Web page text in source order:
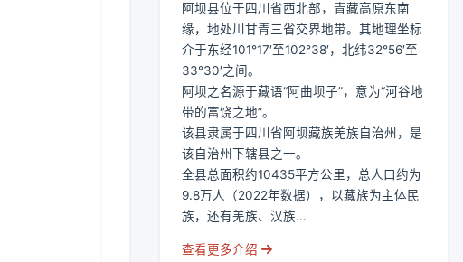
阿坝县位于四川省西北部，青藏高原东南
缘，地处川甘青三省交界地带。其地理坐标
介于东经101°17′至102°38′，北纬32°56′至
33°30′之间。
阿坝之名源于藏语“阿曲坝子”，意为“河谷地
带的富饶之地”。
该县隶属于四川省阿坝藏族羌族自治州，是
该自治州下辖县之一。
全县总面积约10435平方公里，总人口约为
9.8万人（2022年数据），以藏族为主体民
族，还有羌族、汉族...
查看更多介绍